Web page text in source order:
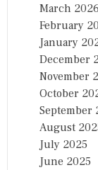
March 2026
February
January
December
November
October
September
August
July 2025
June 2025